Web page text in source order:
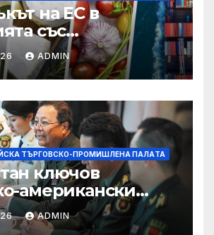
на ЕС в
със
храни се
през февруари
ADMIN
ТЪРГОВСКО-ПРОМИШЛЕНА ПАЛAТА
ключов
американски
– ADMIN